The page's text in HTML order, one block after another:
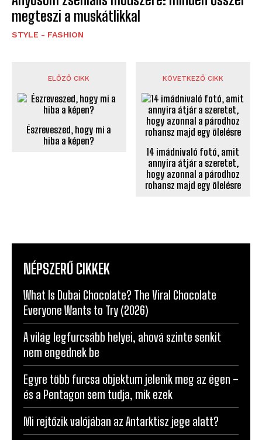
megteszi a muskátlikkal
STYLE - FASHION
ELŐZŐ CIKK
Észreveszed, hogy mi a
hiba a képen?
KÖVETKEZŐ CIKK
14 imádnivaló fotó, amit
annyira átjár a szeretet,
hogy azonnal a párodhoz
rohansz majd egy ölelésre
NÉPSZERŰ CIKKEK
What Is Dubai Chocolate? The Viral Chocolate
Everyone Wants to Try (2026)
A világ legfurcsább helyei, ahová szinte senkit
nem engednek be
Egyre több furcsa objektum jelenik meg az égen –
és a Pentagon sem tudja, mik ezek
Mi rejtőzik valójában az Antarktisz jege alatt?